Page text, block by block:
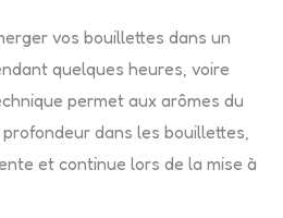
vos bouillettes dans un
quelques heures, voire
permet aux arômes du
dans les bouillettes,
et continue lors de la mise à